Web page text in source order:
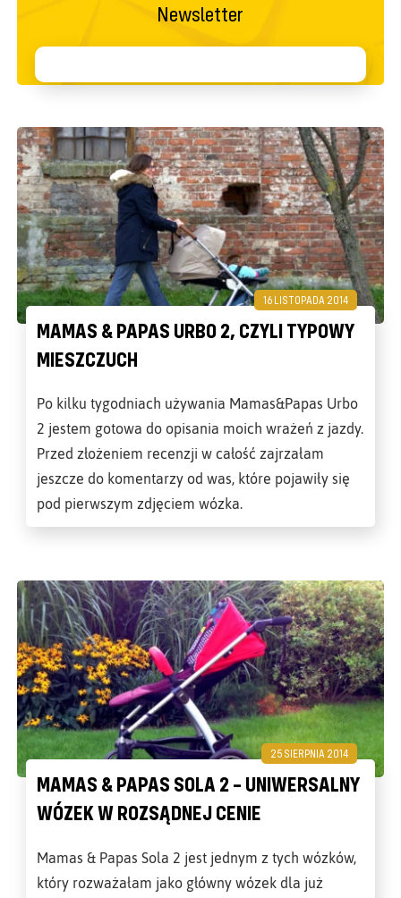
Newsletter
16 LISTOPADA 2014
MAMAS & PAPAS URBO 2, CZYLI TYPOWY
MIESZCZUCH
Po kilku tygodniach używania Mamas&Papas Urbo
2 jestem gotowa do opisania moich wrażeń z jazdy.
Przed złożeniem recenzji w całość zajrzałam
jeszcze do komentarzy od was, które pojawiły się
pod pierwszym zdjęciem wózka.
25 SIERPNIA 2014
MAMAS & PAPAS SOLA 2 – UNIWERSALNY
WÓZEK W ROZSĄDNEJ CENIE
Mamas & Papas Sola 2 jest jednym z tych wózków,
który rozważałam jako główny wózek dla już